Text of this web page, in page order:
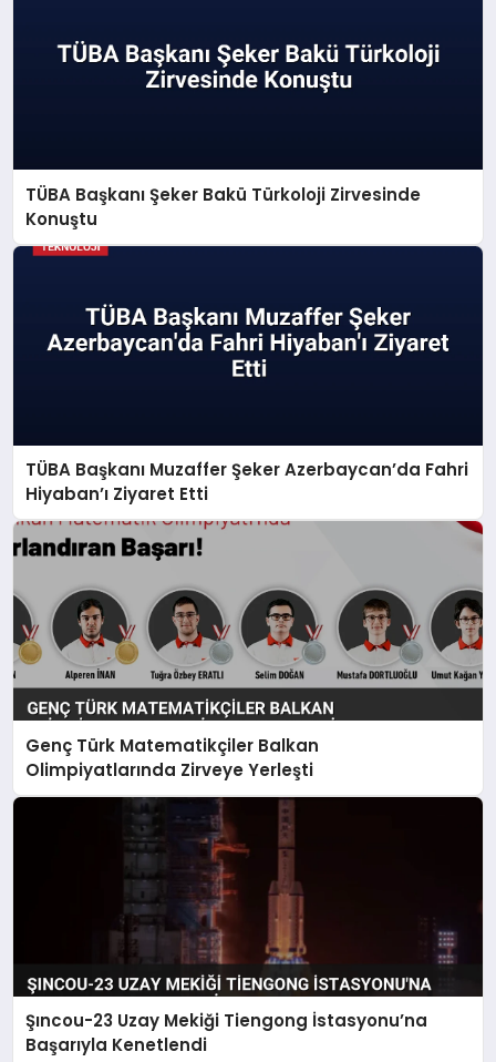
TÜBA Başkanı Şeker Bakü Türkoloji Zirvesinde
Konuştu
TÜBA Başkanı Muzaffer Şeker Azerbaycan’da Fahri
Hiyaban’ı Ziyaret Etti
Genç Türk Matematikçiler Balkan
Olimpiyatlarında Zirveye Yerleşti
Şıncou-23 Uzay Mekiği Tiengong İstasyonu’na
Başarıyla Kenetlendi